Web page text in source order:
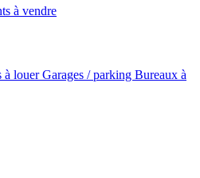
à vendre
à louerGarages / parking Bureaux à